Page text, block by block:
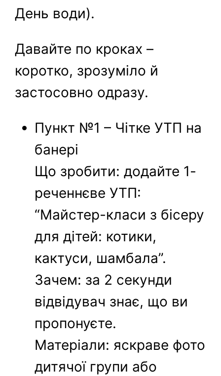
День води).
Давайте по кроках –
коротко, зрозуміло й
застосовно одразу.
Пункт №1 – Чітке УТП на
банері
Що зробити: додайте 1-
реченнєве УТП:
“Майстер-класи з бісеру
для дітей: котики,
кактуси, шамбала”.
Зачем: за 2 секунди
відвідувач знає, що ви
пропонуєте.
Матеріали: яскраве фото
дитячої групи або